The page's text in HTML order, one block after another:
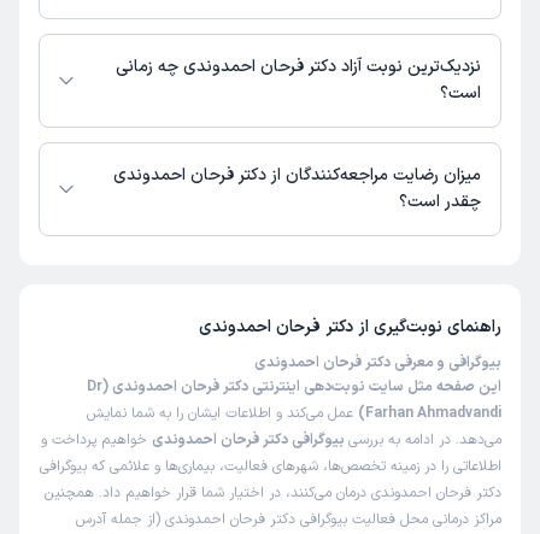
در حال حاضر دکتر فرحان احمدوندی مشاوره پزشکی تلفنی فعال دارند.
نزدیک‌ترین نوبت آزاد دکتر فرحان احمدوندی چه زمانی
است؟
دکتر فرحان احمدوندی از روز شنبه 17 مرداد 1405 بیمار جدید می‌پذیرند.
میزان رضایت مراجعه‌کنندگان از دکتر فرحان احمدوندی
چقدر است؟
راهنمای نوبت‌گیری از دکتر فرحان احمدوندی
بیوگرافی و معرفی دکتر فرحان احمدوندی
این صفحه مثل سایت نوبت‌دهی اینترنتی دکتر فرحان احمدوندی (Dr
Farhan Ahmadvandi)
عمل می‌کند و اطلاعات ایشان را به شما نمایش
می‌دهد. در ادامه به بررسی بیوگرافی دکتر فرحان احمدوندی خواهیم پرداخت و
اطلاعاتی را در زمینه تخصص‌ها، شهرهای فعالیت، بیماری‌ها و علائمی که بیوگرافی
دکتر فرحان احمدوندی درمان می‌کنند، در اختیار شما قرار خواهیم داد. همچنین
مراکز درمانی محل فعالیت بیوگرافی دکتر فرحان احمدوندی (از جمله آدرس